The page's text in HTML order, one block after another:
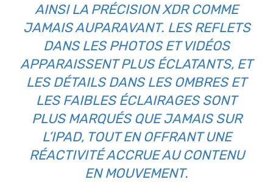
AINSI LA PRÉCISION XDR COMME
JAMAIS AUPARAVANT. LES REFLETS
DANS LES PHOTOS ET VIDÉOS
APPARAISSENT PLUS ÉCLATANTS, ET
LES DÉTAILS DANS LES OMBRES ET
LES FAIBLES ÉCLAIRAGES SONT
PLUS MARQUÉS QUE JAMAIS SUR
L’IPAD, TOUT EN OFFRANT UNE
RÉACTIVITÉ ACCRUE AU CONTENU
EN MOUVEMENT.